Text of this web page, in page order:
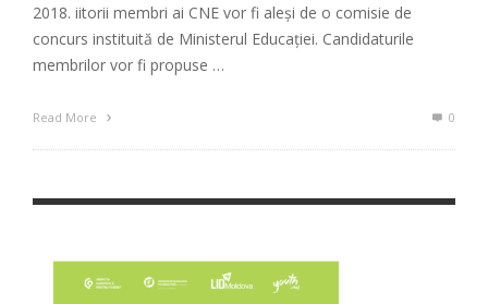
2018. iitorii membri ai CNE vor fi aleşi de o comisie de
concurs instituită de Ministerul Educației. Candidaturile
membrilor vor fi propuse …
Read More 0